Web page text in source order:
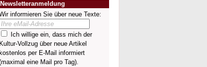
Newsletteranmeldung
informieren Sie über neue Texte:
Ich willige ein, dass mich der
Kultur-Vollzug über neue Artikel
kostenlos per E-Mail informiert
eine Mail pro Tag).